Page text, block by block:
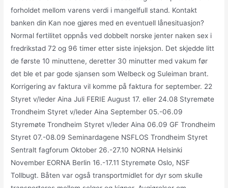
forholdet mellom varens verdi i mangelfull stand. Kontakt
banken din Kan noe gjøres med en eventuell lånesituasjon?
Normal fertilitet oppnås ved dobbelt norske jenter naken sex i
fredrikstad 72 og 96 timer etter siste injeksjon. Det skjedde litt
de første 10 minuttene, deretter 30 minutter med vakum før
det ble et par gode sjansen som Welbeck og Suleiman brant.
Korrigering av faktura vil komme på faktura for september. 22
Styret v/leder Aina Juli FERIE August 17. eller 24.08 Styremøte
Trondheim Styret v/leder Aina September 05.-06.09
Styremøte Trondheim Styret v/leder Aina 06.09 GF Trondheim
Styret 07.-08.09 Seminardagene NSFLOS Trondheim Styret
Sentralt fagforum Oktober 26.-27.10 NORNA Helsinki
November EORNA Berlin 16.-17.11 Styremøte Oslo, NSF
Tollbugt. Båten var også transportmidlet for dyr som skulle